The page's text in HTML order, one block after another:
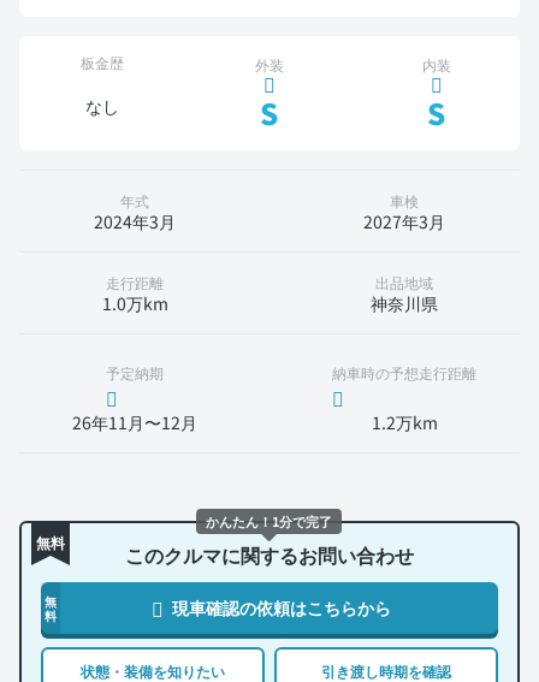
板金歴
なし
外装
S
内装
S
年式
2024年3月
車検
2027年3月
走行距離
1.0万km
出品地域
神奈川県
予定納期
26年11月〜12月
納車時の予想走行距離
1.2万km
無料 このクルマに関するお問い合わせ
無
料
現車確認の依頼はこちらから
状態・装備を知りたい 引き渡し時期を確認
かんたん！1分で完了